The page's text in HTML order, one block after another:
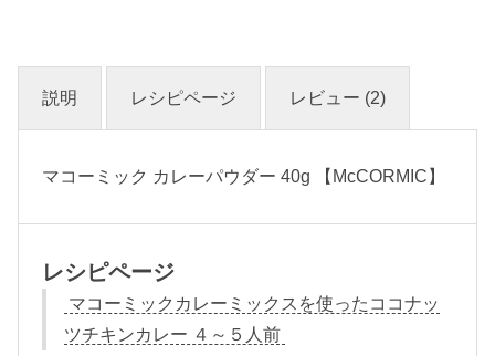
説明 レシピページ レビュー (2)
マコーミック カレーパウダー 40g 【McCORMIC】
レシピページ
マコーミックカレーミックスを使ったココナッ
ツチキンカレー ４～５人前